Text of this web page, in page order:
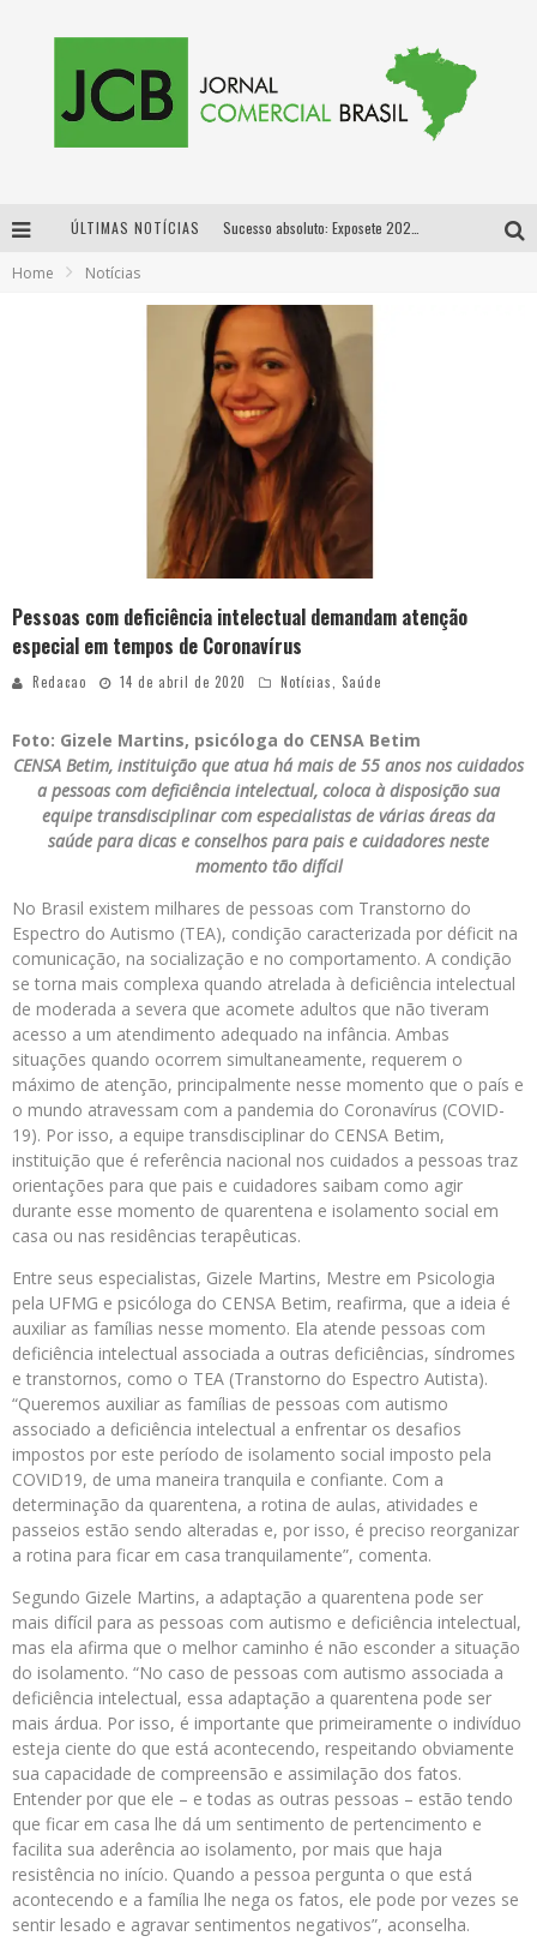
ÚLTIMAS NOTÍCIAS
Home Notícias
Pessoas com deficiência intelectual demandam atenção
especial em tempos de Coronavírus
Redacao 14 de abril de 2020 Notícias, Saúde
Foto: Gizele Martins, psicóloga do CENSA Betim
CENSA Betim, instituição que atua há mais de 55 anos nos cuidados
a pessoas com deficiência intelectual, coloca à disposição sua
equipe transdisciplinar com especialistas de várias áreas da
saúde para dicas e conselhos para pais e cuidadores neste
momento tão difícil
No Brasil existem milhares de pessoas com Transtorno do
Espectro do Autismo (TEA), condição caracterizada por déficit na
comunicação, na socialização e no comportamento. A condição
se torna mais complexa quando atrelada à deficiência intelectual
de moderada a severa que acomete adultos que não tiveram
acesso a um atendimento adequado na infância. Ambas
situações quando ocorrem simultaneamente, requerem o
máximo de atenção, principalmente nesse momento que o país e
o mundo atravessam com a pandemia do Coronavírus (COVID-
19). Por isso, a equipe transdisciplinar do CENSA Betim,
instituição que é referência nacional nos cuidados a pessoas traz
orientações para que pais e cuidadores saibam como agir
durante esse momento de quarentena e isolamento social em
casa ou nas residências terapêuticas.
Entre seus especialistas, Gizele Martins, Mestre em Psicologia
pela UFMG e psicóloga do CENSA Betim, reafirma, que a ideia é
auxiliar as famílias nesse momento. Ela atende pessoas com
deficiência intelectual associada a outras deficiências, síndromes
e transtornos, como o TEA (Transtorno do Espectro Autista).
“Queremos auxiliar as famílias de pessoas com autismo
associado a deficiência intelectual a enfrentar os desafios
impostos por este período de isolamento social imposto pela
COVID19, de uma maneira tranquila e confiante. Com a
determinação da quarentena, a rotina de aulas, atividades e
passeios estão sendo alteradas e, por isso, é preciso reorganizar
a rotina para ficar em casa tranquilamente”, comenta.
Segundo Gizele Martins, a adaptação a quarentena pode ser
mais difícil para as pessoas com autismo e deficiência intelectual,
mas ela afirma que o melhor caminho é não esconder a situação
do isolamento. “No caso de pessoas com autismo associada a
deficiência intelectual, essa adaptação a quarentena pode ser
mais árdua. Por isso, é importante que primeiramente o indivíduo
esteja ciente do que está acontecendo, respeitando obviamente
sua capacidade de compreensão e assimilação dos fatos.
Entender por que ele – e todas as outras pessoas – estão tendo
que ficar em casa lhe dá um sentimento de pertencimento e
facilita sua aderência ao isolamento, por mais que haja
resistência no início. Quando a pessoa pergunta o que está
acontecendo e a família lhe nega os fatos, ele pode por vezes se
sentir lesado e agravar sentimentos negativos”, aconselha.